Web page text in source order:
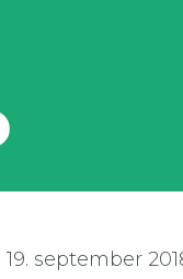
19. september